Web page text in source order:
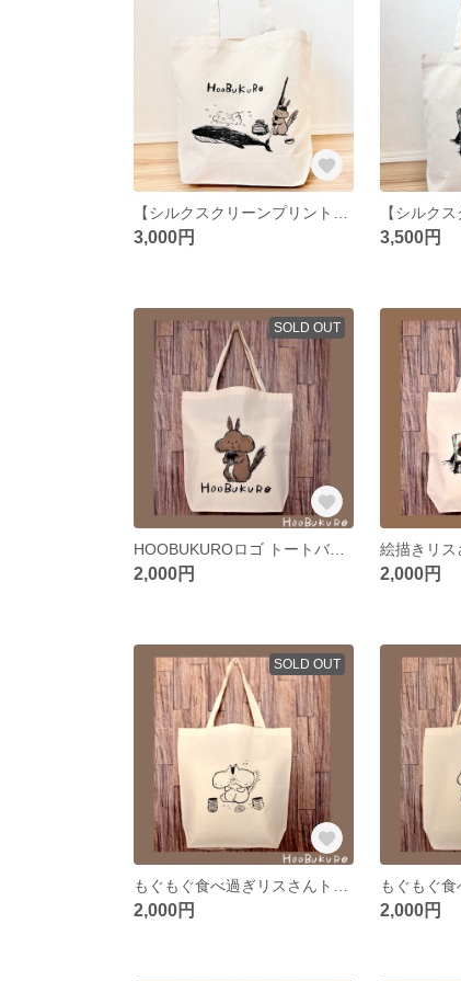
3,000円 3,500円
SOLD OUT
HOOBUKUROロゴ トートバッグ
2,000円 2,000円
SOLD OUT
2,000円 2,000円